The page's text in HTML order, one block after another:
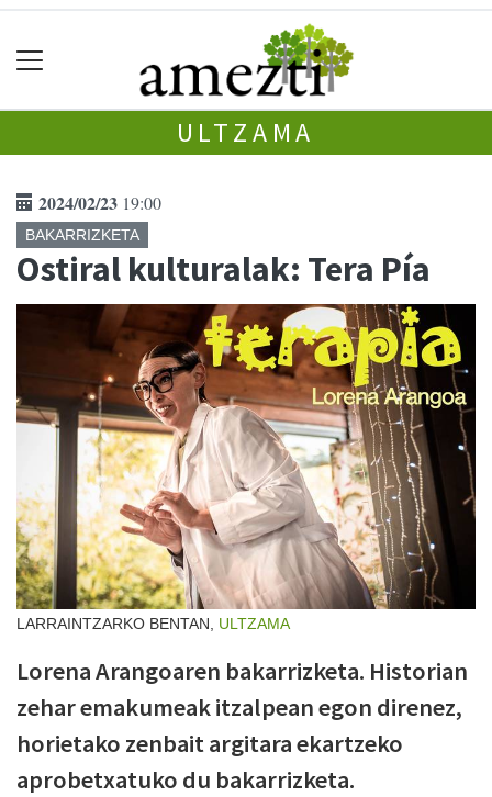
ULTZAMA
2024/02/23 19:00
BAKARRIZKETA
Ostiral kulturalak: Tera Pía
LARRAINTZARKO BENTAN, ULTZAMA
Lorena Arangoaren bakarrizketa. Historian
zehar emakumeak itzalpean egon direnez,
horietako zenbait argitara ekartzeko
aprobetxatuko du bakarrizketa.